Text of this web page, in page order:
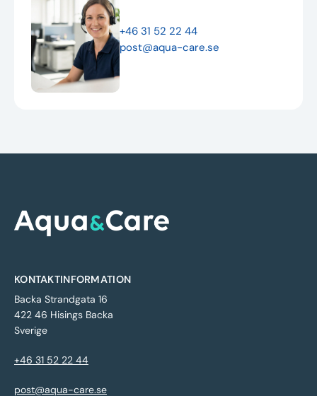
+46 31 52 22 44
post@aqua-care.se
KONTAKTINFORMATION
Backa Strandgata 16
422 46 Hisings Backa
Sverige
+46 31 52 22 44
post@aqua-care.se